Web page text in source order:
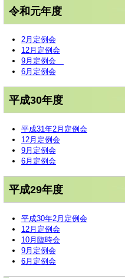
令和元年度
2月定例会
12月定例会
9月定例会
6月定例会
平成30年度
平成31年2月定例会
12月定例会
9月定例会
6月定例会
平成29年度
平成30年2月定例会
12月定例会
10月臨時会
9月定例会
6月定例会